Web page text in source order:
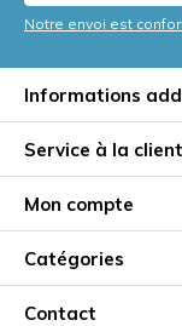
Notre envoi est
Informations
Service à la
Mon compte
Catégories
Contact